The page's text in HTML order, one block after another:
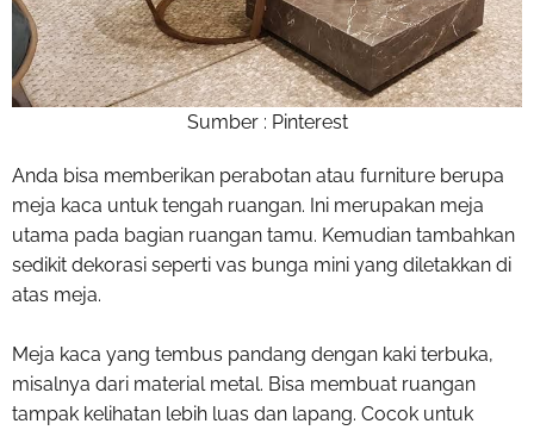
Sumber : Pinterest
Anda bisa memberikan perabotan atau furniture berupa
meja kaca untuk tengah ruangan. Ini merupakan meja
utama pada bagian ruangan tamu. Kemudian tambahkan
sedikit dekorasi seperti vas bunga mini yang diletakkan di
atas meja.
Meja kaca yang tembus pandang dengan kaki terbuka,
misalnya dari material metal. Bisa membuat ruangan
tampak kelihatan lebih luas dan lapang. Cocok untuk